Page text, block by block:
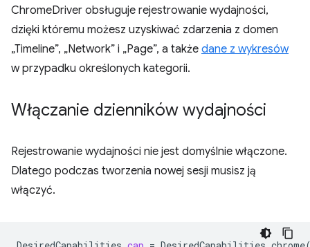
ChromeDriver obsługuje rejestrowanie wydajności,
dzięki któremu możesz uzyskiwać zdarzenia z domen
„Timeline”, „Network” i „Page”, a także dane z wykresów
w przypadku określonych kategorii.
Włączanie dzienników wydajności
Rejestrowanie wydajności nie jest domyślnie włączone.
Dlatego podczas tworzenia nowej sesji musisz ją
włączyć.